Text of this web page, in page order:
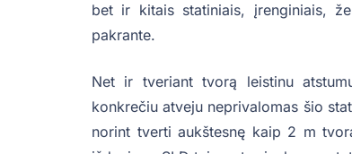
bet ir kitais statiniais, įrenginiais,
pakrante.
Net ir tveriant tvorą leistinu
konkrečiu atveju neprivalomas šio
norint tverti aukštesnę kaip 2 m